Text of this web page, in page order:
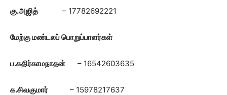
கு.அஜித்– 17782692221
மேற்கு மண்டலப் பொறுப்பாளர்கள்
ப.கதிர்காமநாதன் – 16542603635
க.சிவகுமார் – 15978217637